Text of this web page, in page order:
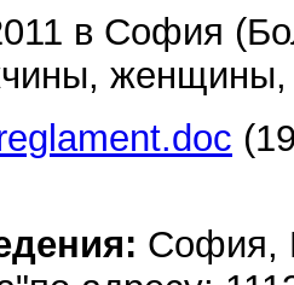
в София
женщины,
София,